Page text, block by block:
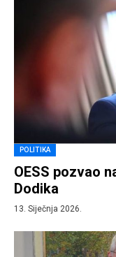
POLITIKA
OESS pozvao
Dodika
13. Siječnja 2026.